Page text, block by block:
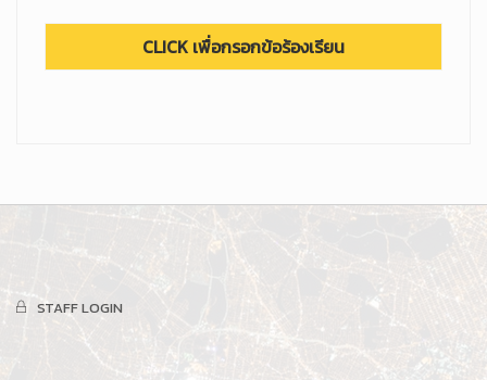
STAFF LOGIN